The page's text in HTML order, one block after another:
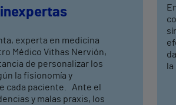
experta en medicina
Médico Vithas Nervión,
de personalizar los
la fisionomía y
cada paciente. Ante el
y malas praxis, los